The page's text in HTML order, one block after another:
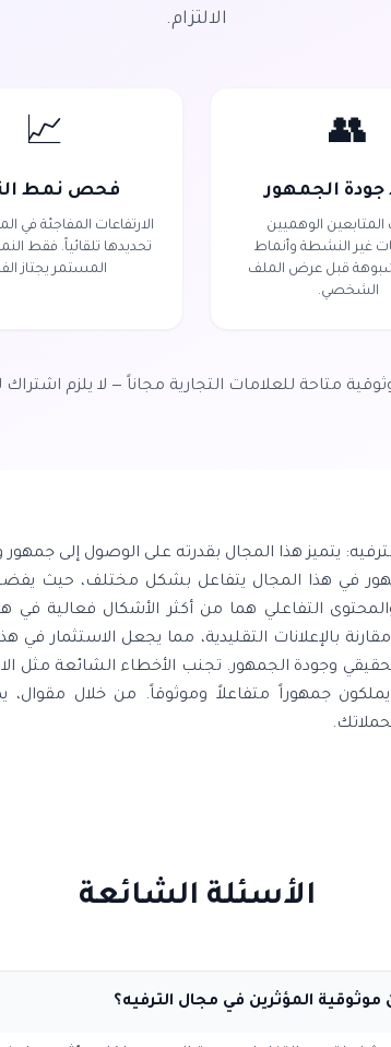
الالتزام.
👥
جودة الجمهور
الوهميين
غير النشطة وأنماط
قبل عرض الملف
الشخصي.
📈
فحص نمط
الارتفاعات المفاجئة في
تحديدها تلقائياً. فقط
المستمر يجتاز
متاحة للعلامات التجارية مجاناً — لا يلزم اشتراك
يتميز هذا المجال بقدرته على الوصول إلى
في هذا المجال يتفاعل بشكل مختلف، حيث
التفاعلي هما من أكثر الأشكال فعالية في
أن يصل إلى 11 ضعفاً مقارنة بالإعلانات التقليدية، مما يجعل
وجودة الجمهور. تجنب الأخطاء الشائعة مثل
جمهوراً متفاعلاً وموثوقاً. من خلال مقوال،
الأسئلة الشائعة
المؤثرين في مجال الترفيه؟